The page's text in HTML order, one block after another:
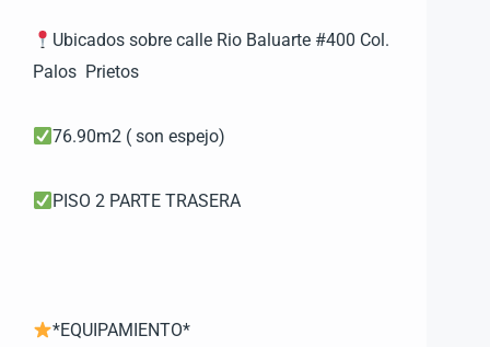
Ubicados sobre calle Rio Baluarte #400 Col.
Palos Prietos
76.90m2 ( son espejo)
PISO 2 PARTE TRASERA
*EQUIPAMIENTO*